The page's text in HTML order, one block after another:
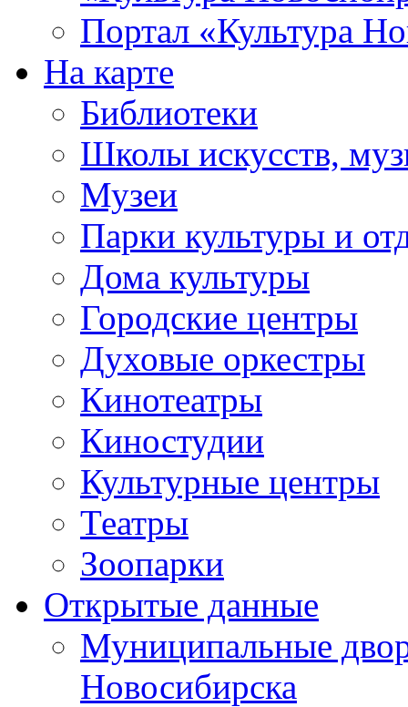
Портал «Культура
На карте
Библиотеки
Школы искусств,
Музеи
Парки культуры и
Дома культуры
Городские центры
Духовые оркестры
Кинотеатры
Киностудии
Культурные центры
Театры
Зоопарки
Открытые данные
Муниципальные
Новосибирска